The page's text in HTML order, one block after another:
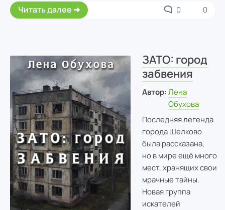
Читать далее 0 0
ЗАТО: город
забвения
Автор: Лена
Обухова
Последняя легенда
города Шелково
была рассказана,
но в мире ещё много
мест, хранящих свои
мрачные тайны.
Новая группа
искателей